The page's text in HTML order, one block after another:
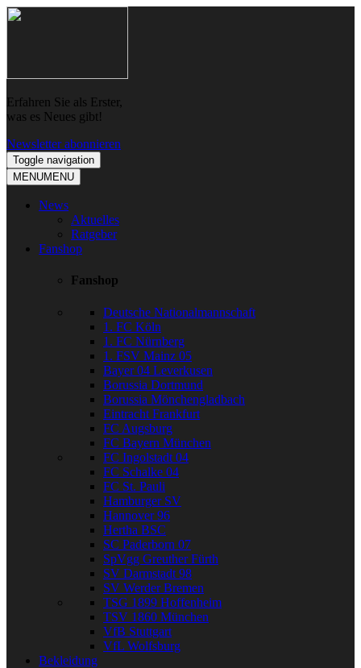
Skip
Skip
Erfahren Sie als Erster,
was es Neues gibt!
Newsletter abonnieren
Toggle navigation
MENUMENU
News
Aktuelles
Ratgeber
Fanshop
Fanshop
Deutsche Nationalmannschaft
1. FC Köln
1. FC Nürnberg
1. FSV Mainz 05
Bayer 04 Leverkusen
Borussia Dortmund
Borussia Mönchengladbach
Eintracht Frankfurt
FC Augsburg
FC Bayern München
FC Ingolstadt 04
FC Schalke 04
FC St. Pauli
Hamburger SV
Hannover 96
Hertha BSC
SC Paderborn 07
SpVgg Greuther Fürth
SV Darmstadt 98
SV Werder Bremen
TSG 1899 Hoffenheim
TSV 1860 München
VfB Stuttgart
VfL Wolfsburg
Bekleidung